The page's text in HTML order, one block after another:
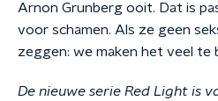
Arnon Grunberg ooit. Dat is
voor schamen. Als ze geen
zeggen: we maken het veel te
De nieuwe serie Red Light is